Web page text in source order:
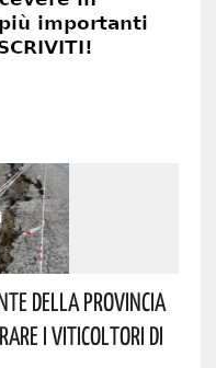
Della Provincia
I Viticoltori Di